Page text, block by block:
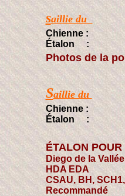
saillie du
Chienne :
Étalon :
Photos de
Saillie du
Chienne :
Étalon :
ÉTALON
Diego de la
HDA EDA
CSAU, BH,
Recommandé